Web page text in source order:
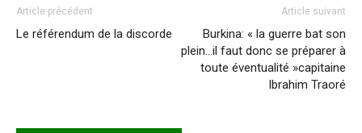
Article précédent
Le référendum de la discorde
Article suivant
Burkina: « la guerre bat son
plein…il faut donc se préparer à
toute éventualité »capitaine
Ibrahim Traoré